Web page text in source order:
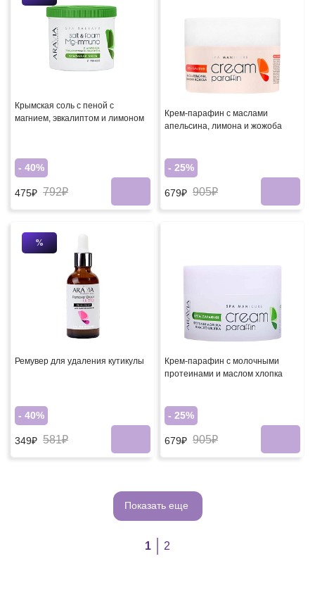
Крымская соль с пеной с
магнием, эвкалиптом и лимоном
- 40%
475₽ 792₽
Крем-парафин с маслами
апельсина, лимона и жожоба
- 25%
679₽ 905₽
%
Ремувер для удаления кутикулы
- 40%
349₽ 581₽
Крем-парафин с молочными
протеинами и маслом хлопка
- 25%
679₽ 905₽
Показать еще
1 2